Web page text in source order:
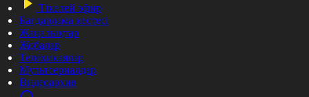
Тікелей эфир
Бағдарлама кестесі
Жаңалықтар
Жобалар
Телехикаялар
Мультсериалдар
Видеоархив